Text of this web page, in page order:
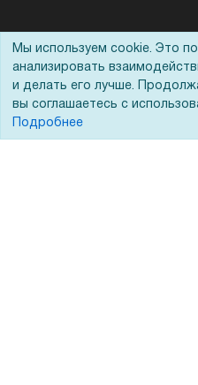
Реквизиты
Гарантии и возврат
Мы используем cookie. Это
анализировать
и делать его лучше.
вы соглашаетесь с
Подробнее